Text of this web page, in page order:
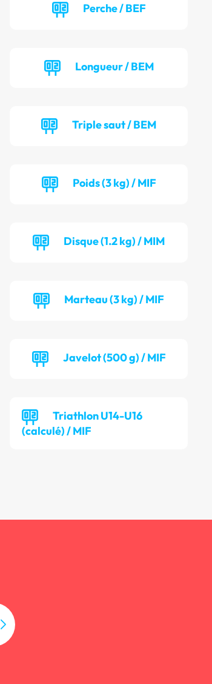
Perche / BEF
Longueur / BEM
Triple saut / BEM
Poids (3 kg) / MIF
Disque (1.2 kg) / MIM
Marteau (3 kg) / MIF
Javelot (500 g) / MIF
Triathlon U14-U16
(calculé) / MIF